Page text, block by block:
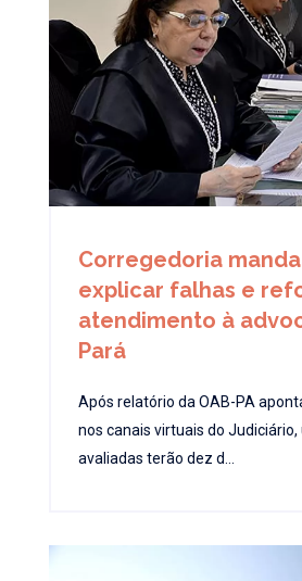
Corregedoria
explicar falhas e
atendimento à
Pará
Após relatório da OAB-PA
nos canais virtuais do Judiciário,
avaliadas terão dez d...